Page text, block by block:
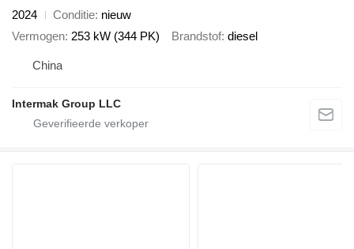
2024
Conditie nieuw
Vermogen 253 kW (344 PK) Brandstof diesel
China
Intermak Group LLC